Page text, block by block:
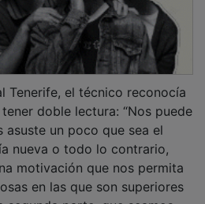
doble lectura: “Nos puede
un poco que sea el
nueva o todo lo contrario,
motivación que nos permita
en las que son superiores
segunda parte, que seamos